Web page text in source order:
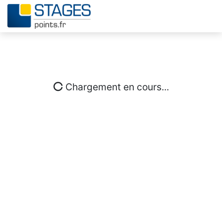
Chargement en cours...